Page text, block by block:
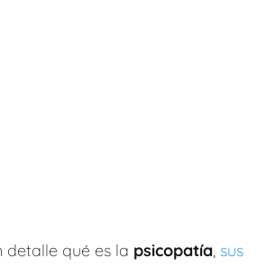
detalle qué es la psicopatía, sus